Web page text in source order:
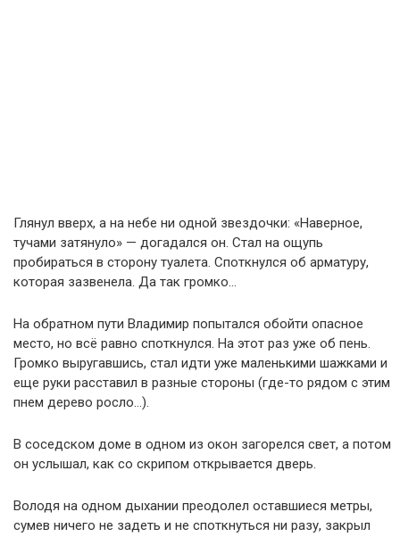
Глянул вверх, а на небе ни одной звездочки: «Наверное,
тучами затянуло» — догадался он. Стал на ощупь
пробираться в сторону туалета. Споткнулся об арматуру,
которая зазвенела. Да так громко…
На обратном пути Владимир попытался обойти опасное
место, но всё равно споткнулся. На этот раз уже об пень.
Громко выругавшись, стал идти уже маленькими шажками и
еще руки расставил в разные стороны (где-то рядом с этим
пнем дерево росло…).
В соседском доме в одном из окон загорелся свет, а потом
он услышал, как со скрипом открывается дверь.
Володя на одном дыхании преодолел оставшиеся метры,
сумев ничего не задеть и не споткнуться ни разу, закрыл